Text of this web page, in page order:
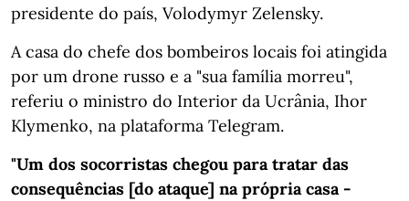
presidente do país, Volodymyr Zelensky.
A casa do chefe dos bombeiros locais foi atingida
por um drone russo e a "sua família morreu",
referiu o ministro do Interior da Ucrânia, Ihor
Klymenko, na plataforma Telegram.
"Um dos socorristas chegou para tratar das
consequências [do ataque] na própria casa -